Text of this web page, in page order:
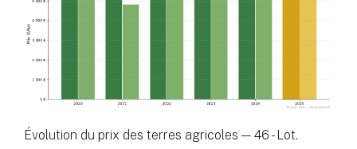
Évolution du prix des terres agricoles — 46 - Lot.